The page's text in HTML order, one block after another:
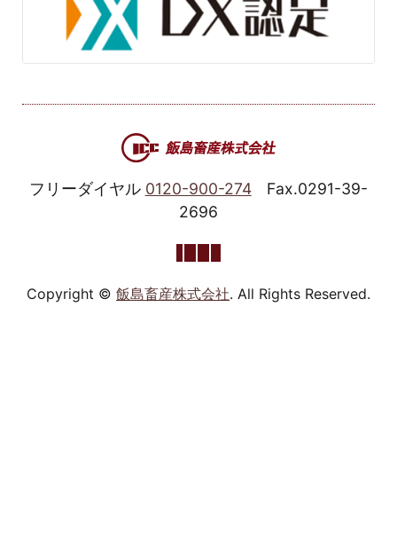
フリーダイヤル 0120-900-274
Fax.0291-39-
2696
Copyright © 飯島畜産株式会社. All Rights Reserved.